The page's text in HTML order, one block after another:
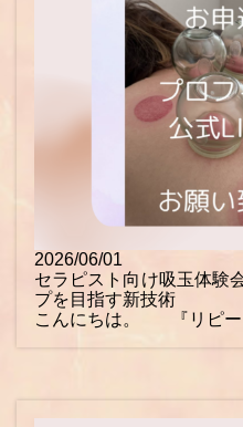
2026/06/01
セラピスト向け吸玉体験
プを目指す新技術
こんにちは。 『リピー